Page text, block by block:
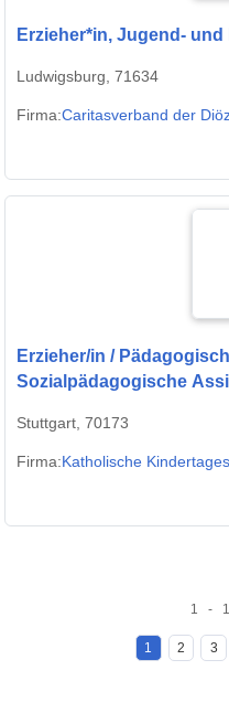
Erzieher*in, Jugend-
Ludwigsburg, 71634
Firma:Caritasverband der
Erzieher/in /
Sozialpädagogische
Stuttgart
Stuttgart, 70173
Firma:Katholische
1 -
1 2 3